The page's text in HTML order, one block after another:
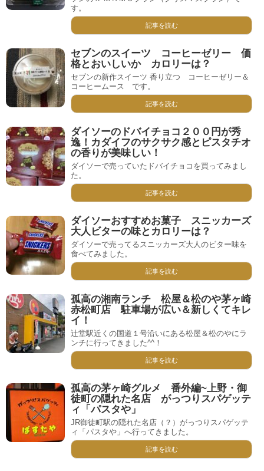
す。
記事を読む
セブンのスイーツ コーヒーゼリー 価
格とおいしいか カロリーは？
セブンの新作スイーツ 香り立つ コーヒーゼリー＆
コーヒームース です。
記事を読む
ダイソーのドバイチョコ２００円が秀
逸！カダイフのサクサク感とピスタチオ
の香りが美味しい！
ダイソーで売っていたドバイチョコを買ってみまし
た。
記事を読む
ダイソーおすすめお菓子 スニッカーズ
大人ビターの味とカロリーは？
ダイソーで売ってるスニッカーズ大人のビター味を
食べてみました。
記事を読む
孤高の湘南ランチ 松屋＆松のや茅ヶ崎
赤松町店 駐車場が広い＆新しくてキレ
イ！
辻堂駅近くの国道１号沿いにある松屋＆松のやにラ
ンチに行ってきました^^！
記事を読む
孤高の茅ヶ崎グルメ 番外編~上野・御
徒町の隠れた名店 がっつりスパゲッテ
ィ「パスタや」
JR御徒町駅の隠れた名店（？）がっつりスパゲッテ
ィ「パスタや」へ行ってきました。
記事を読む